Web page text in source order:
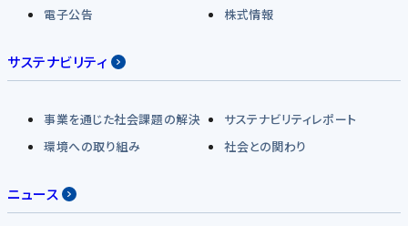
電子公告
株式情報
サステナビリティ
事業を通じた社会課題の解決
サステナビリティレポート
環境への取り組み
社会との関わり
ニュース